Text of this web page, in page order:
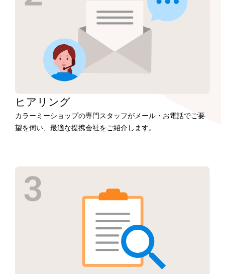
ヒアリング
カラーミーショップの専門スタッフがメール・お電話でご要
望を伺い、最適な提携会社をご紹介します。